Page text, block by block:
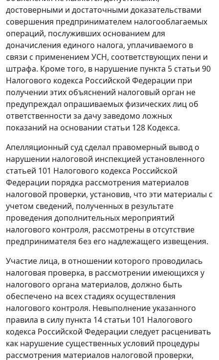
достоверными и достаточными доказательствами
совершения предпринимателем налогооблагаемых
операций, послуживших основанием для
доначисления единого налога, уплачиваемого в
связи с применением УСН, соответствующих пени и
штрафа. Кроме того, в нарушение пункта 5 статьи 90
Налогового кодекса Российской Федерации при
получении этих объяснений налоговый орган не
предупреждал опрашиваемых физических лиц об
ответственности за дачу заведомо ложных
показаний на основании статьи 128 Кодекса.
Апелляционный суд сделал правомерный вывод о
нарушении налоговой инспекцией установленного
статьей 101 Налогового кодекса Российской
Федерации порядка рассмотрения материалов
налоговой проверки, установив, что эти материалы с
учетом сведений, полученных в результате
проведения дополнительных мероприятий
налогового контроля, рассмотрены в отсутствие
предпринимателя без его надлежащего извещения.
Участие лица, в отношении которого проводилась
налоговая проверка, в рассмотрении имеющихся у
налогового органа материалов, должно быть
обеспечено на всех стадиях осуществления
налогового контроля. Невыполнение указанного
правила в силу пункта 14 статьи 101 Налогового
кодекса Российской Федерации следует расценивать
как нарушение существенных условий процедуры
рассмотрения материалов налоговой проверки,